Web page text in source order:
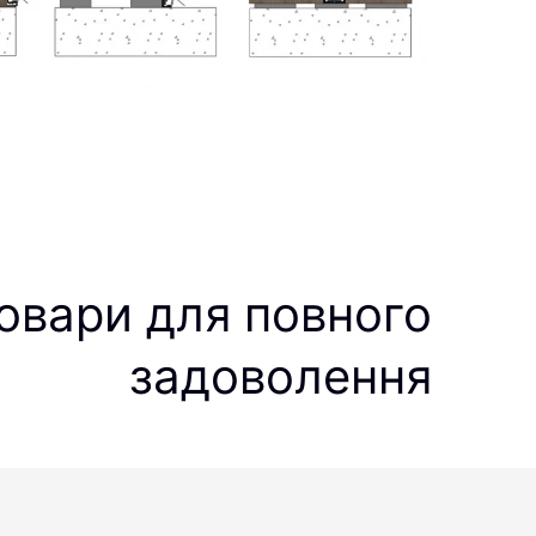
для повного
задоволення